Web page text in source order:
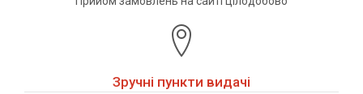
Зручні пункти видачі